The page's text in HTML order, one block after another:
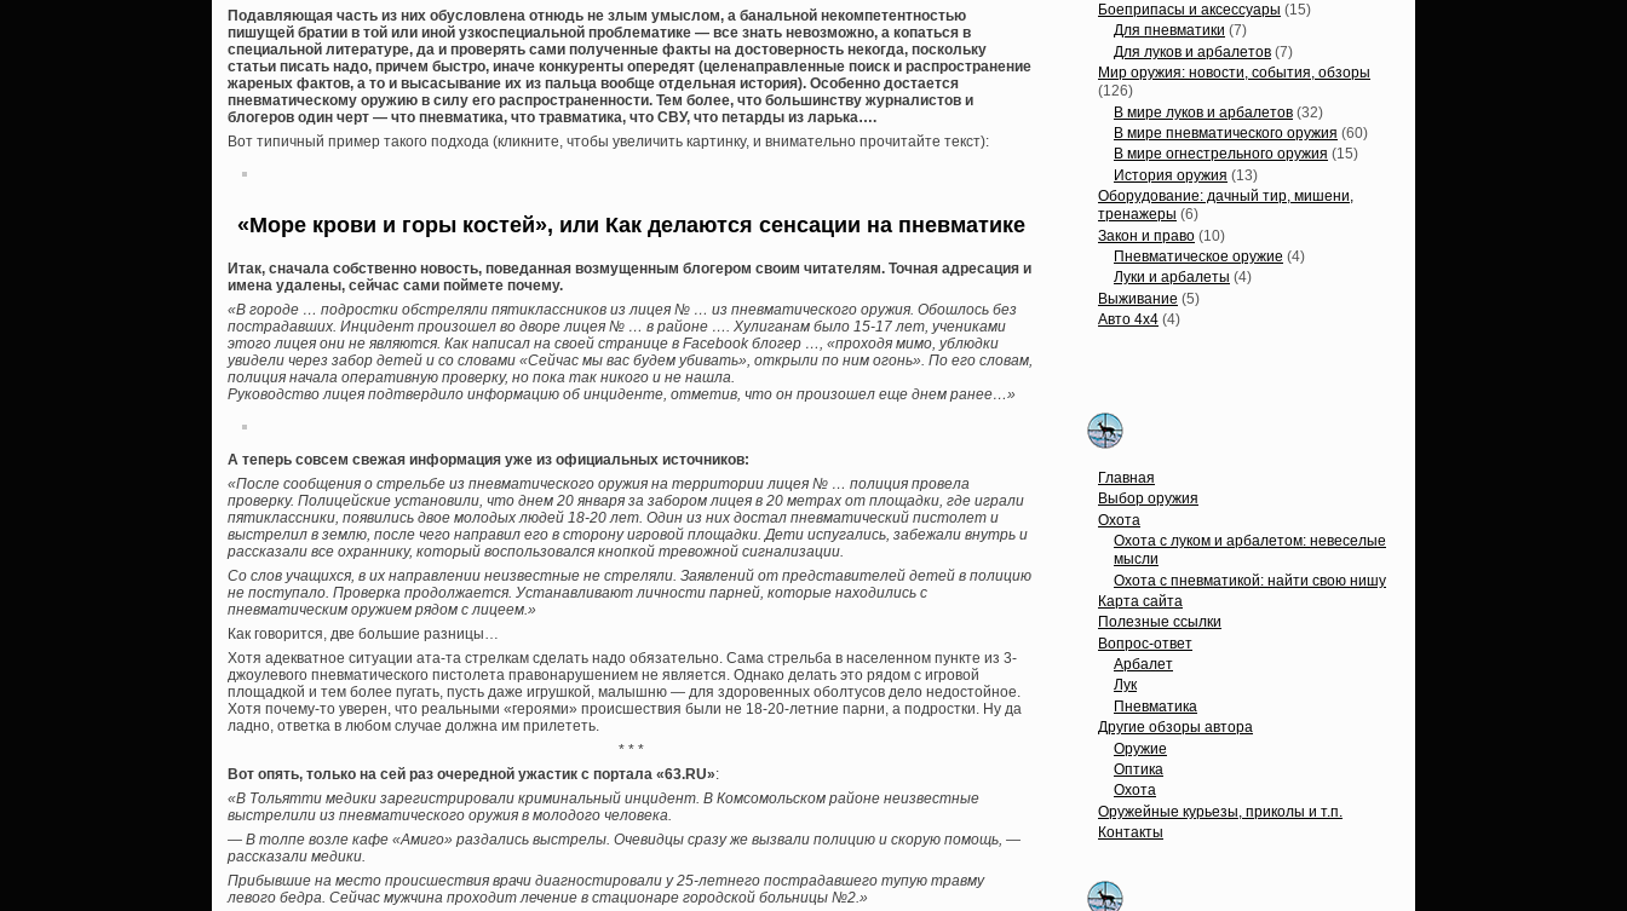
Подавляющая часть из них обусловлена отнюдь не злым умыслом, а банальной некомпетентностью
пишущей братии в той или иной узкоспециальной проблематике — все знать невозможно, а копаться в
специальной литературе, да и проверять сами полученные факты на достоверность некогда, поскольку
статьи писать надо, причем быстро, иначе конкуренты опередят (целенаправленные поиск и распространение
жареных фактов, а то и высасывание их из пальца вообще отдельная история). Особенно достается
пневматическому оружию в силу его распространенности. Тем более, что большинству журналистов и
блогеров один черт — что пневматика, что травматика, что СВУ, что петарды из ларька….
Вот типичный пример такого подхода (кликните, чтобы увеличить картинку, и внимательно прочитайте текст):
«Море крови и горы костей», или Как делаются сенсации на пневматике
Итак, сначала собственно новость, поведанная возмущенным блогером своим читателям. Точная адресация и
имена удалены, сейчас сами поймете почему.
«В городе … подростки обстреляли пятиклассников из лицея № … из пневматического оружия. Обошлось без
пострадавших. Инцидент произошел во дворе лицея № … в районе …. Хулиганам было 15-17 лет, учениками
этого лицея они не являются. Как написал на своей странице в Facebook блогер …, «проходя мимо, ублюдки
увидели через забор детей и со словами «Сейчас мы вас будем убивать», открыли по ним огонь». По его словам,
полиция начала оперативную проверку, но пока так никого и не нашла.
Руководство лицея подтвердило информацию об инциденте, отметив, что он произошел еще днем ранее…»
А теперь совсем свежая информация уже из официальных источников:
«После сообщения о стрельбе из пневматического оружия на территории лицея № … полиция провела
проверку. Полицейские установили, что днем 20 января за забором лицея в 20 метрах от площадки, где играли
пятиклассники, появились двое молодых людей 18-20 лет. Один из них достал пневматический пистолет и
выстрелил в землю, после чего направил его в сторону игровой площадки. Дети испугались, забежали внутрь и
рассказали все охраннику, который воспользовался кнопкой тревожной сигнализации.
Со слов учащихся, в их направлении неизвестные не стреляли. Заявлений от представителей детей в полицию
не поступало. Проверка продолжается. Устанавливают личности парней, которые находились с
пневматическим оружием рядом с лицеем.»
Как говорится, две большие разницы…
Хотя адекватное ситуации ата-та стрелкам сделать надо обязательно. Сама стрельба в населенном пункте из 3-
джоулевого пневматического пистолета правонарушением не является. Однако делать это рядом с игровой
площадкой и тем более пугать, пусть даже игрушкой, малышню — для здоровенных оболтусов дело недостойное.
Хотя почему-то уверен, что реальными «героями» происшествия были не 18-20-летние парни, а подростки. Ну да
ладно, ответка в любом случае должна им прилететь.
* * *
Вот опять, только на сей раз очередной ужастик с портала «63.RU»:
«В Тольятти медики зарегистрировали криминальный инцидент. В Комсомольском районе неизвестные
выстрелили из пневматического оружия в молодого человека.
— В толпе возле кафе «Амиго» раздались выстрелы. Очевидцы сразу же вызвали полицию и скорую помощь, —
рассказали медики.
Прибывшие на место происшествия врачи диагностировали у 25-летнего пострадавшего тупую травму
левого бедра. Сейчас мужчина проходит лечение в стационаре городской больницы №2.»
Боеприпасы и аксессуары (15)
Для пневматики (7)
Для луков и арбалетов (7)
Мир оружия: новости, события, обзоры
(126)
В мире луков и арбалетов (32)
В мире пневматического оружия (60)
В мире огнестрельного оружия (15)
История оружия (13)
Оборудование: дачный тир, мишени,
тренажеры (6)
Закон и право (10)
Пневматическое оружие (4)
Луки и арбалеты (4)
Выживание (5)
Авто 4х4 (4)
Главная
Выбор оружия
Охота
Охота с луком и арбалетом: невеселые
мысли
Охота с пневматикой: найти свою нишу
Карта сайта
Полезные ссылки
Вопрос-ответ
Арбалет
Лук
Пневматика
Другие обзоры автора
Оружие
Оптика
Охота
Оружейные курьезы, приколы и т.п.
Контакты